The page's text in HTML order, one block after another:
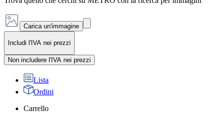
Carica un'immagine
Includi l'IVA nei prezzi
Non includere l'IVA nei prezzi
Lista
Ordini
Carrello